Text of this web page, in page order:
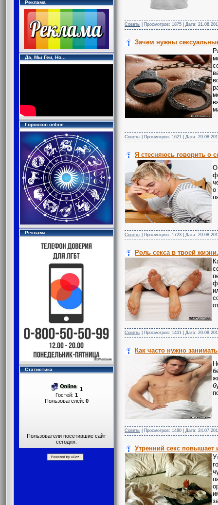
Реклама
Да, Мы Геи, Но...
Гороскоп online
Реклама
Статистика
1
Гостей: 1
Пользователей: 0
Пользователи посетившие сайт
сегодня:
Советы | Просмотров: 1875 | Дата:
Зачем нужны
Советы | Просмотров: 1621 | Дата:
Я стесняюсь говорить о
о
Советы | Просмотров: 1723 | Дата:
Роль секса в твоей жизни.
Советы | Просмотров: 1401 | Дата:
Как часто нужно
Советы | Просмотров: 1480 | Дата:
Утренний секс повышает